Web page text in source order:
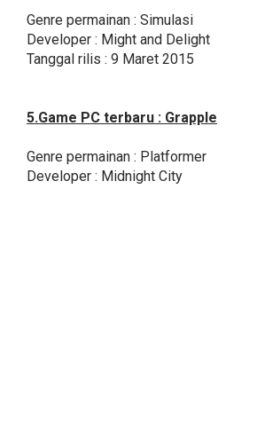
Genre permainan : Simulasi
Developer : Might and Delight
Tanggal rilis : 9 Maret 2015
5.Game PC terbaru : Grapple
Genre permainan : Platformer
Developer : Midnight City